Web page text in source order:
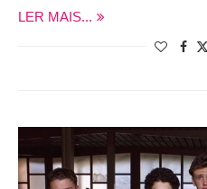
LER MAIS...